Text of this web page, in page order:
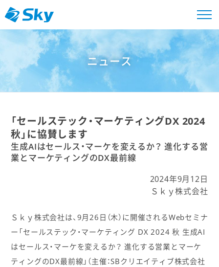
ニュース
「セールステック・マーケティングDX 2024
秋」に協賛します
生成AIはセールス・マーケを変えるか？ 進化する営
業とマーケティングのDX最前線
2024年9月12日
Ｓｋｙ株式会社
Ｓｋｙ株式会社は、9月26日（木）に開催されるWebセミナ
ー「セールステック・マーケティング DX 2024 秋 生成AI
はセールス・マーケを変えるか？ 進化する営業とマーケ
ティングのDX最前線」（主催：SBクリエイティブ株式会社